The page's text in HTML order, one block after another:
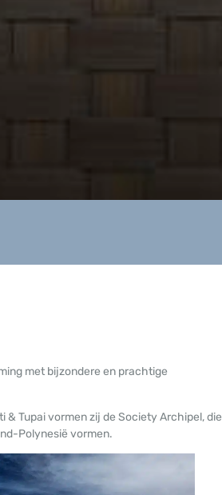
met bijzondere en prachtige
& Tupai vormen zij de Society Archipel, die
Polynesië vormen.